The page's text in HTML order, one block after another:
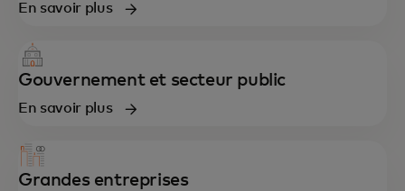
En savoir plus
Gouvernement et secteur public
En savoir plus
Grandes entreprises